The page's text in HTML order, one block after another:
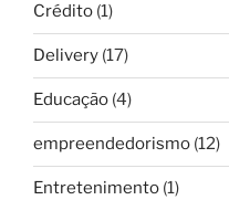
Crédito (1)
Delivery (17)
Educação (4)
empreendedorismo (12)
Entretenimento (1)